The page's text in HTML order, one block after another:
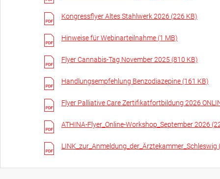
Kongressflyer Altes Stahlwerk 2026 (226 KB)
Hinweise für Webinarteilnahme (1 MB)
Flyer Cannabis-Tag November 2025 (810 KB)
Handlungsempfehlung Benzodiazepine (161 KB)
Flyer Palliative Care Zertifikatfortbildung 2026
ATHINA-Flyer_Online-Workshop_September 2026
LINK_zur_Anmeldung_der_Ärztekammer_Schleswig